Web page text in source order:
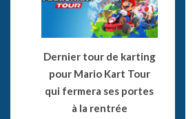
Dernier tour de karting
pour Mario Kart Tour
qui fermera ses portes
à la rentrée